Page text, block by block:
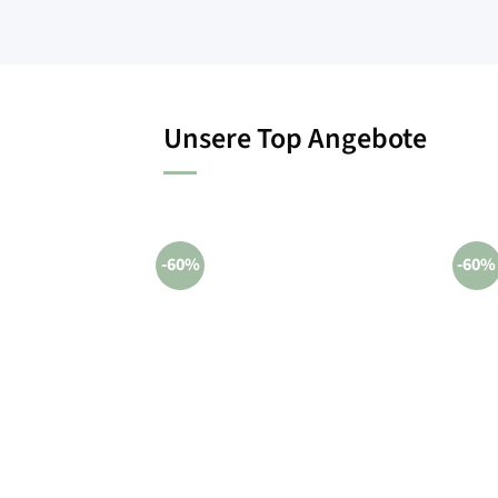
Unsere Top Angebote
-60% -60%